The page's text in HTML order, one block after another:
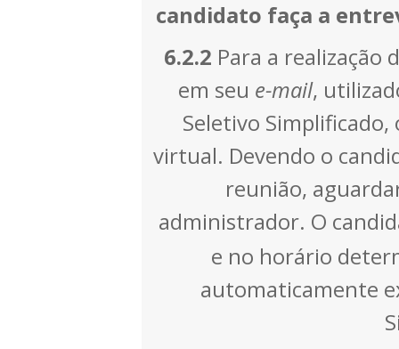
candidato faça a
6.2.2 Para a realização
em seu e-mail,
Seletivo Simplificado,
virtual. Devendo o
reunião,
administrador. O
e no horário
automaticamente